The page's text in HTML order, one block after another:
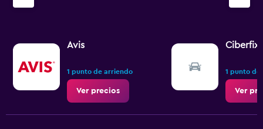
Avis
1 punto de arriendo
Ver precios
Ciberfix
1 punto de
Ver